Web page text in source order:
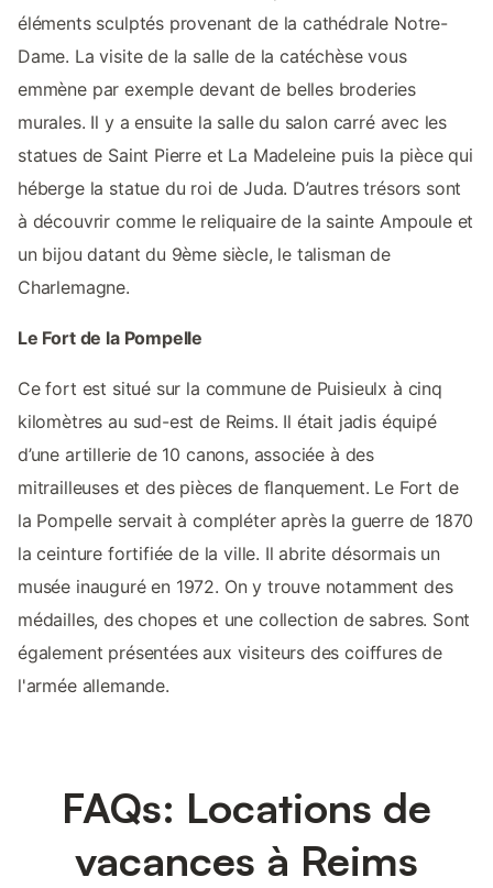
éléments sculptés provenant de la cathédrale Notre-
Dame. La visite de la salle de la catéchèse vous
emmène par exemple devant de belles broderies
murales. Il y a ensuite la salle du salon carré avec les
statues de Saint Pierre et La Madeleine puis la pièce qui
héberge la statue du roi de Juda. D’autres trésors sont
à découvrir comme le reliquaire de la sainte Ampoule et
un bijou datant du 9ème siècle, le talisman de
Charlemagne.
Le Fort de la Pompelle
Ce fort est situé sur la commune de Puisieulx à cinq
kilomètres au sud-est de Reims. Il était jadis équipé
d’une artillerie de 10 canons, associée à des
mitrailleuses et des pièces de flanquement. Le Fort de
la Pompelle servait à compléter après la guerre de 1870
la ceinture fortifiée de la ville. Il abrite désormais un
musée inauguré en 1972. On y trouve notamment des
médailles, des chopes et une collection de sabres. Sont
également présentées aux visiteurs des coiffures de
l'armée allemande.
FAQs: Locations de
vacances à Reims